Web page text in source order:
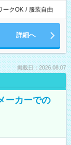
ークOK / 服装自由
詳細へ
掲載日：2026.08.07
ーカーでの